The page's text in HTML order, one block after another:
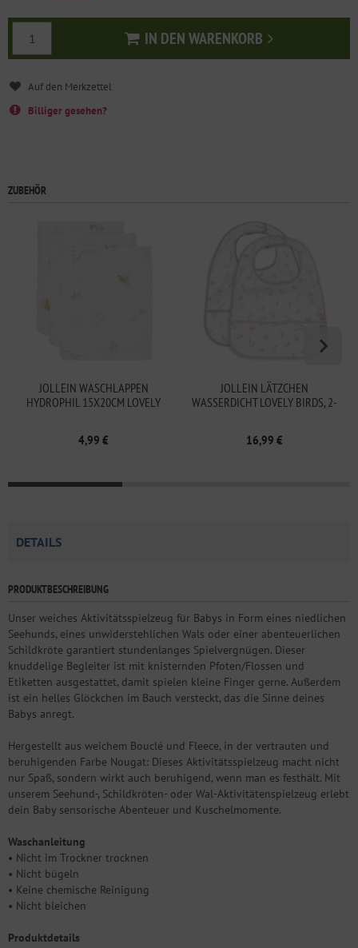
IN DEN WARENKORB
In den Warenkorb
Billiger gesehen?
ZUBEHÖR
JOLLEIN WASCHLAPPEN
HYDROPHIL 15X20CM LOVELY
4,99 €
JOLLEIN LÄTZCHEN
WASSERDICHT LOVELY BIRDS, 2-
16,99 €
DETAILS
PRODUKTBESCHREIBUNG
Unser weiches Aktivitätsspielzeug für Babys in Form eines niedlichen
Seehunds, eines unwiderstehlichen Wals oder einer abenteuerlichen
Schildkröte garantiert stundenlanges Spielvergnügen. Dieser
knuddelige Begleiter ist mit knisternden Pfoten/Flossen und
Etiketten ausgestattet, damit spielen kleine Finger gerne. Außerdem
ist ein helles Glöckchen im Bauch versteckt, das die Sinne deines
Babys anregt.
Hergestellt aus weichem Bouclé und Fleece, in der vertrauten und
beruhigenden Farbe Nougat: Dieses Aktivitätsspielzeug macht nicht
nur Spaß, sondern wirkt auch beruhigend, wenn man es festhält. Mit
unserem Seehund-, Schildkröten- oder Wal-Aktivitätenspielzeug erlebt
dein Baby sensorische Abenteuer und Kuschelmomente.
Waschanleitung
• Nicht im Trockner trocknen
• Nicht bügeln
• Keine chemische Reinigung
• Nicht bleichen
Produktdetails